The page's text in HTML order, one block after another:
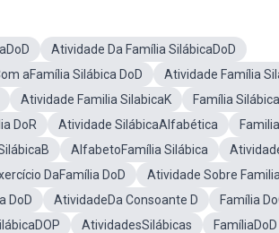
Atividade Da Família SilábicaDoD
aFamília Silábica DoD
Atividade Família
Atividade Familia SilabicaK
Família
DoR Atividade SilábicaAlfabética
AlfabetoFamília Silábica
DaFamília DoD
Atividade Sobre
DoD AtividadeDa Consoante D
Família
AtividadesSilábicas